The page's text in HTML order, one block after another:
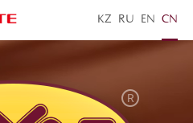
KZ RU EN ZH